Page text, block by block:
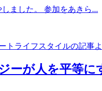
ました。 参加をあきら...
ーが人を平等に